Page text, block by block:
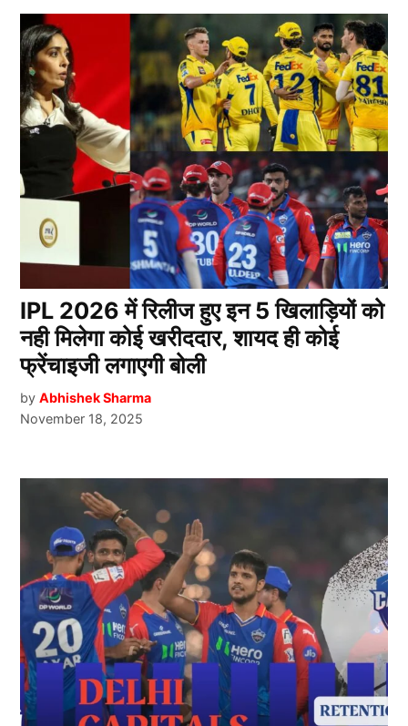
IPL 2026 में रिलीज हुए इन 5 खिलाड़ियों को
नही मिलेगा कोई खरीददार, शायद ही कोई
फ्रेंचाइजी लगाएगी बोली
by Abhishek Sharma
November 18, 2025